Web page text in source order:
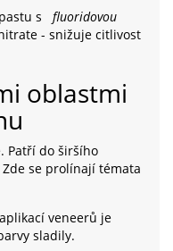
s
fluoridovou
- snižuje citlivost
oblastmi
Patří do širšího
Zde se prolínají témata
veneerů je
sladily.